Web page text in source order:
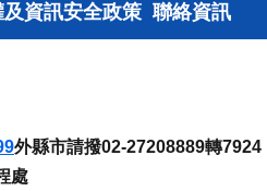
及資訊安全政策 聯絡資訊
外縣市請撥02-27208889轉7924
處